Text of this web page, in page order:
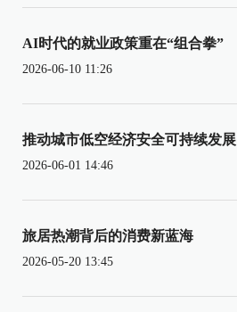
AI时代的就业政策重在“组合拳”
2026-06-10 11:26
推动城市低空经济安全可持续发展
2026-06-01 14:46
旅居热潮背后的消费新蓝海
2026-05-20 13:45